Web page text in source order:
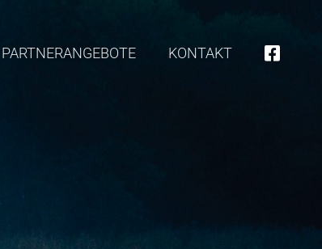
PARTNERANGEBOTE KONTAKT